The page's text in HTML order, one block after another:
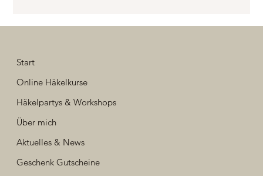
Start
Online Häkelkurse
Häkelpartys & Workshops
Über mich
Aktuelles & News
Geschenk Gutscheine